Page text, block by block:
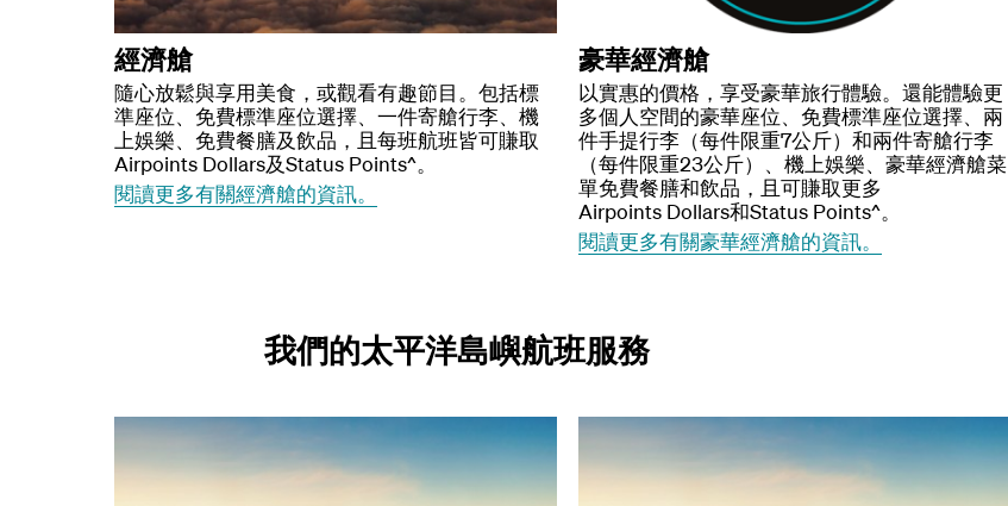
經濟艙
隨心放鬆與享用美食，或觀看有趣節目。包括標
準座位、免費標準座位選擇、一件寄艙行李、機
上娛樂、免費餐膳及飲品，且每班航班皆可賺取
Airpoints Dollars及Status Points^。
閱讀更多有關經濟艙的資訊。
豪華經濟艙
以實惠的價格，享受豪華旅行體驗。還能體驗更
多個人空間的豪華座位、免費標準座位選擇、兩
件手提行李（每件限重7公斤）和兩件寄艙行李
（每件限重23公斤）、機上娛樂、豪華經濟艙菜
單免費餐膳和飲品，且可賺取更多
Airpoints Dollars和Status Points^。
閱讀更多有關豪華經濟艙的資訊。
我們的太平洋島嶼航班服務